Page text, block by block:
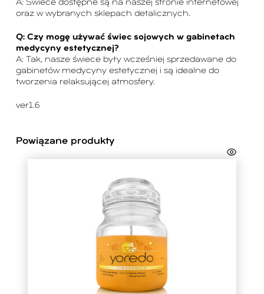
A: Świece dostępne są na naszej stronie internetowej
oraz w wybranych sklepach detalicznych.
Q: Czy mogę używać świec sojowych w gabinetach
medycyny estetycznej?
A: Tak, nasze świece były wcześniej sprzedawane do
gabinetów medycyny estetycznej i są idealne do
tworzenia relaksującej atmosfery.
ver1.6
Powiązane produkty